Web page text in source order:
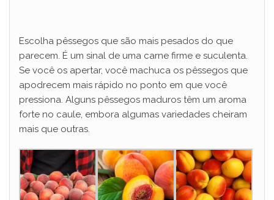
Escolha pêssegos que são mais pesados ​​do que
parecem. É um sinal de uma carne firme e suculenta.
Se você os apertar, você machuca os pêssegos que
apodrecem mais rápido no ponto em que você
pressiona. Alguns pêssegos maduros têm um aroma
forte no caule, embora algumas variedades cheiram
mais que outras.